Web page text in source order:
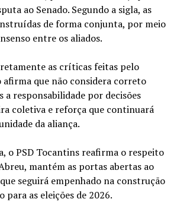
ao Senado. Segundo a sigla, as
de forma conjunta, por meio
entre os aliados.
as críticas feitas pelo
afirma que não considera correto
responsabilidade por decisões
coletiva e reforça que continuará
da aliança.
o PSD Tocantins reafirma o respeito
mantém as portas abertas ao
seguirá empenhado na construção
as eleições de 2026.